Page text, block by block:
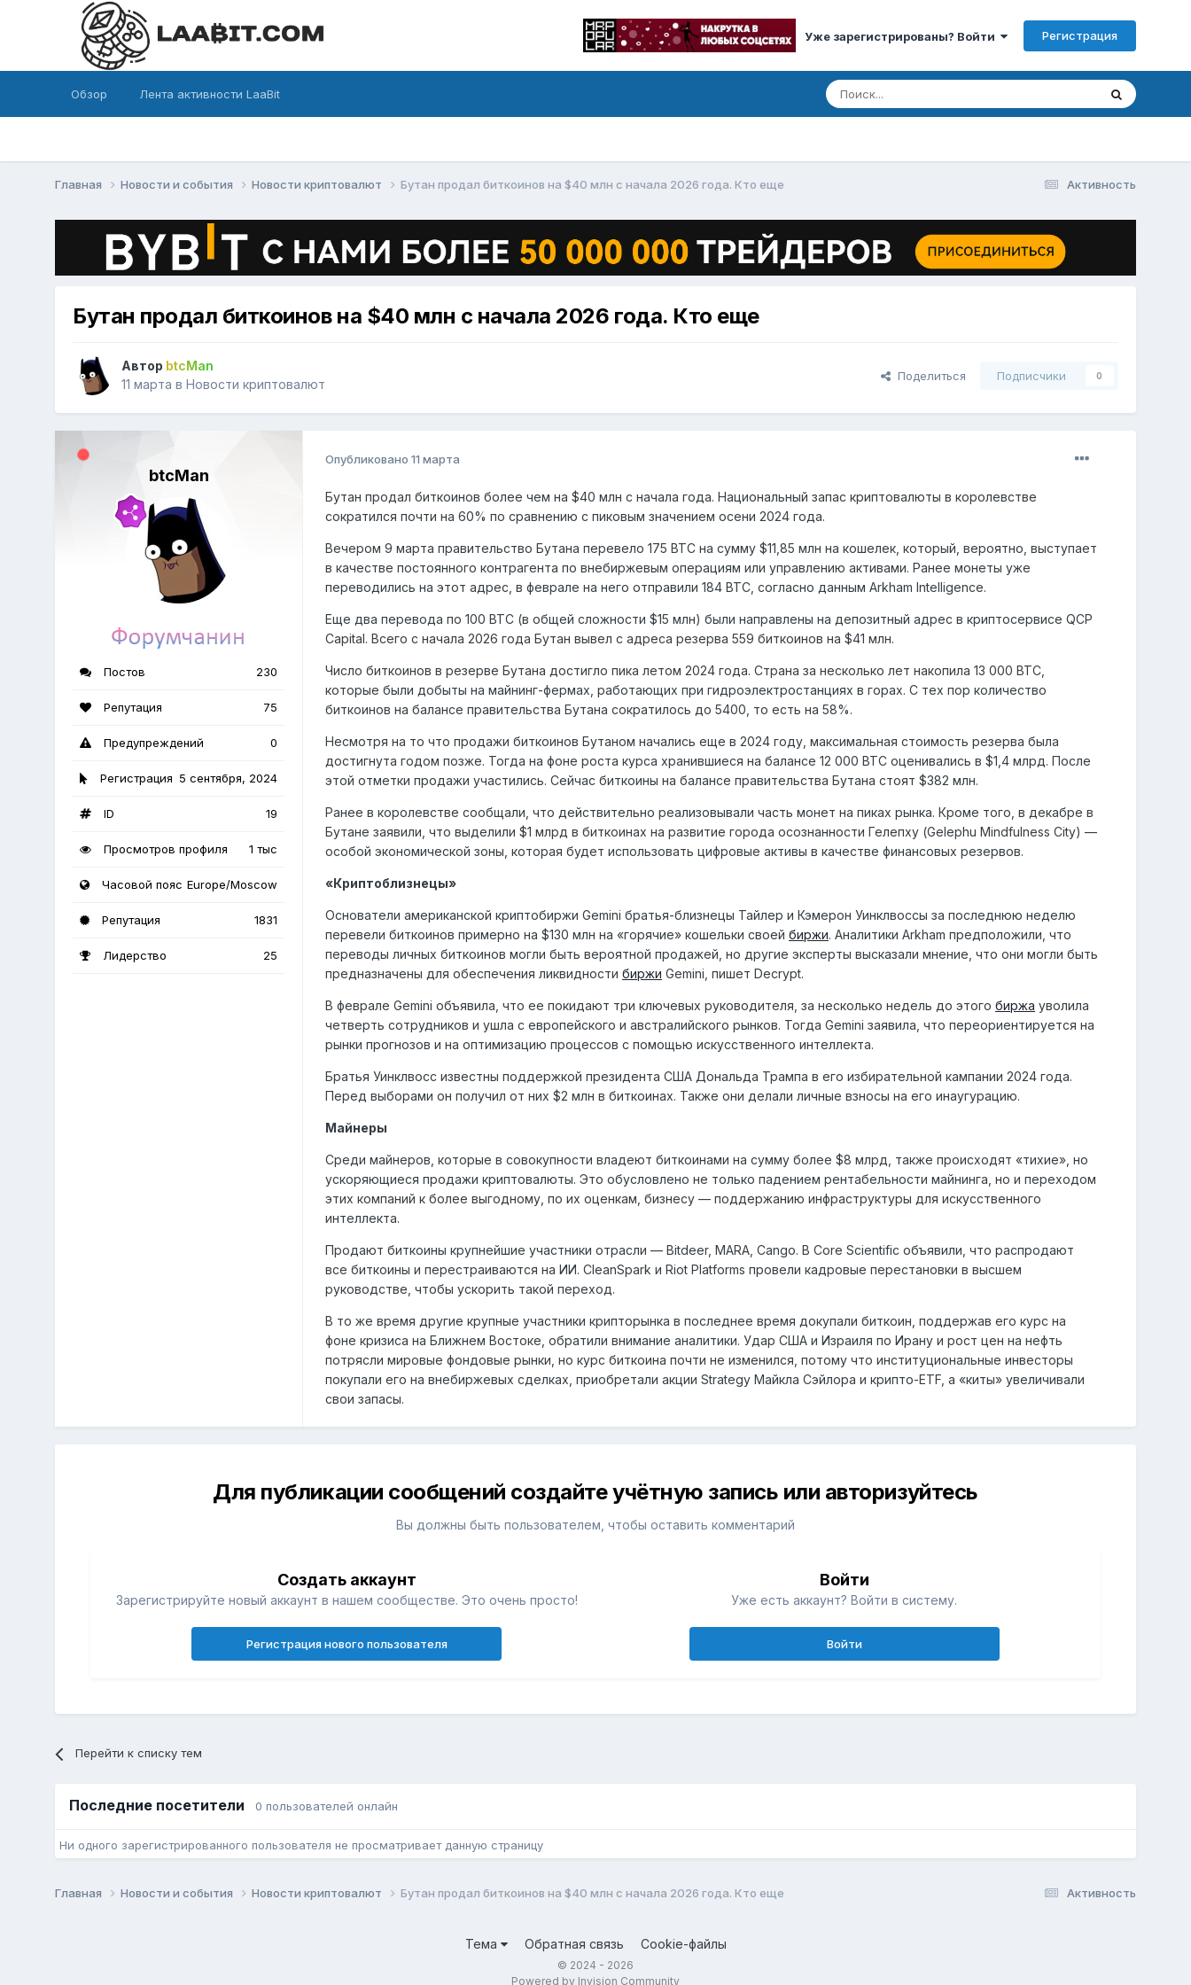
Уже зарегистрированы? Войти Регистрация
Обзор Лента активности LaaBit
Активность
Главная Новости и события Новости криптовалют Бутан продал биткоинов на $40 млн с начала 2026 года. Кто еще
Бутан продал биткоинов на $40 млн с начала 2026 года. Кто еще
Автор btcMan
11 марта вНовости криптовалют
Поделиться Подписчики 0
btcMan
Постов 230
Репутация 75
Предупреждений 0
Регистрация 5 сентября, 2024
ID 19
Просмотров профиля 1 тыс
Часовой пояс Europe/Moscow
Репутация 1831
Лидерство 25
Опубликовано11 марта
Бутан продал биткоинов более чем на $40 млн с начала года. Национальный запас криптовалюты в королевстве
сократился почти на 60% по сравнению с пиковым значением осени 2024 года.
Вечером 9 марта правительство Бутана перевело 175 BTC на сумму $11,85 млн на кошелек, который, вероятно, выступает
в качестве постоянного контрагента по внебиржевым операциям или управлению активами. Ранее монеты уже
переводились на этот адрес, в феврале на него отправили 184 BTC, согласно данным Arkham Intelligence.
Еще два перевода по 100 BTC (в общей сложности $15 млн) были направлены на депозитный адрес в криптосервисе QCP
Capital. Всего с начала 2026 года Бутан вывел с адреса резерва 559 биткоинов на $41 млн.
Число биткоинов в резерве Бутана достигло пика летом 2024 года. Страна за несколько лет накопила 13 000 BTC,
которые были добыты на майнинг-фермах, работающих при гидроэлектростанциях в горах. С тех пор количество
биткоинов на балансе правительства Бутана сократилось до 5400, то есть на 58%.
Несмотря на то что продажи биткоинов Бутаном начались еще в 2024 году, максимальная стоимость резерва была
достигнута годом позже. Тогда на фоне роста курса хранившиеся на балансе 12 000 BTC оценивались в $1,4 млрд. После
этой отметки продажи участились. Сейчас биткоины на балансе правительства Бутана стоят $382 млн.
Ранее в королевстве сообщали, что действительно реализовывали часть монет на пиках рынка. Кроме того, в декабре в
Бутане заявили, что выделили $1 млрд в биткоинах на развитие города осознанности Гелепху (Gelephu Mindfulness City) —
особой экономической зоны, которая будет использовать цифровые активы в качестве финансовых резервов.
«Криптоблизнецы»
Основатели американской криптобиржи Gemini братья-близнецы Тайлер и Кэмерон Уинклвоссы за последнюю неделю
перевели биткоинов примерно на $130 млн на «горячие» кошельки своейбиржи. Аналитики Arkham предположили, что
переводы личных биткоинов могли быть вероятной продажей, но другие эксперты высказали мнение, что они могли быть
предназначены для обеспечения ликвидностибиржи Gemini, пишет Decrypt.
В феврале Gemini объявила, что ее покидают три ключевых руководителя, за несколько недель до этогобиржа уволила
четверть сотрудников и ушла с европейского и австралийского рынков. Тогда Gemini заявила, что переориентируется на
рынки прогнозов и на оптимизацию процессов с помощью искусственного интеллекта.
Братья Уинклвосс известны поддержкой президента США Дональда Трампа в его избирательной кампании 2024 года.
Перед выборами он получил от них $2 млн в биткоинах. Также они делали личные взносы на его инаугурацию.
Майнеры
Среди майнеров, которые в совокупности владеют биткоинами на сумму более $8 млрд, также происходят «тихие», но
ускоряющиеся продажи криптовалюты. Это обусловлено не только падением рентабельности майнинга, но и переходом
этих компаний к более выгодному, по их оценкам, бизнесу — поддержанию инфраструктуры для искусственного
интеллекта.
Продают биткоины крупнейшие участники отрасли — Bitdeer, MARA, Cango. В Core Scientific объявили, что распродают
все биткоины и перестраиваются на ИИ. CleanSpark и Riot Platforms провели кадровые перестановки в высшем
руководстве, чтобы ускорить такой переход.
В то же время другие крупные участники крипторынка в последнее время докупали биткоин, поддержав его курс на
фоне кризиса на Ближнем Востоке, обратили внимание аналитики. Удар США и Израиля по Ирану и рост цен на нефть
потрясли мировые фондовые рынки, но курс биткоина почти не изменился, потому что институциональные инвесторы
покупали его на внебиржевых сделках, приобретали акции Strategy Майкла Сэйлора и крипто-ETF, а «киты» увеличивали
свои запасы.
Для публикации сообщений создайте учётную запись или авторизуйтесь
Вы должны быть пользователем, чтобы оставить комментарий
Создать аккаунт
Зарегистрируйте новый аккаунт в нашем сообществе. Это очень просто!
Регистрация нового пользователя
Войти
Уже есть аккаунт? Войти в систему.
Войти
Перейти к списку тем
Последние посетители 0 пользователей онлайн
Ни одного зарегистрированного пользователя не просматривает данную страницу
Активность
Главная Новости и события Новости криптовалют Бутан продал биткоинов на $40 млн с начала 2026 года. Кто еще
Тема Обратная связь Cookie-файлы
© 2024 - 2026
Powered by Invision Community